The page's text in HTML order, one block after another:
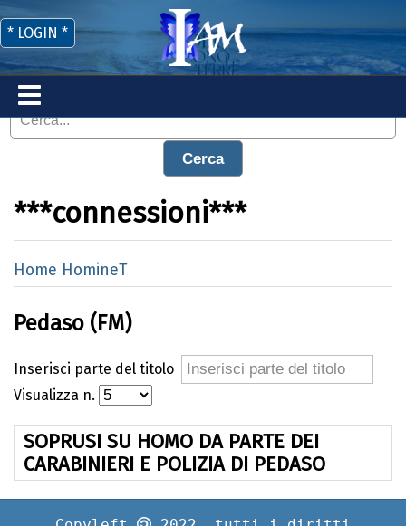
Cerca
* LOGIN *
***connessioni***
Home HomineT
Pedaso (FM)
Inserisci parte del titolo
Visualizza n.
SOPRUSI SU HOMO DA PARTE DEI
CARABINIERI E POLIZIA DI PEDASO